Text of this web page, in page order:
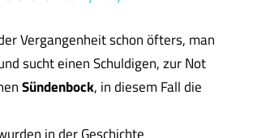
Vergangenheit schon öfters, man
sucht einen Schuldigen, zur Not
Sündenbock, in diesem Fall die
in der Geschichte